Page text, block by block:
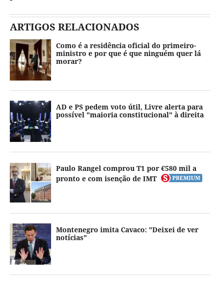
ARTIGOS RELACIONADOS
Como é a residência oficial do primeiro-
ministro e por que é que ninguém quer lá
morar?
AD e PS pedem voto útil, Livre alerta para
possível "maioria constitucional" à direita
Paulo Rangel comprou T1 por €580 mil a
pronto e com isenção de IMT
Montenegro imita Cavaco: "Deixei de ver
notícias"